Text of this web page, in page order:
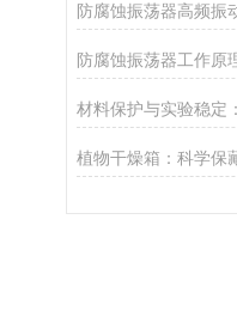
防腐蚀振荡器工作原
植物干燥箱：科学保